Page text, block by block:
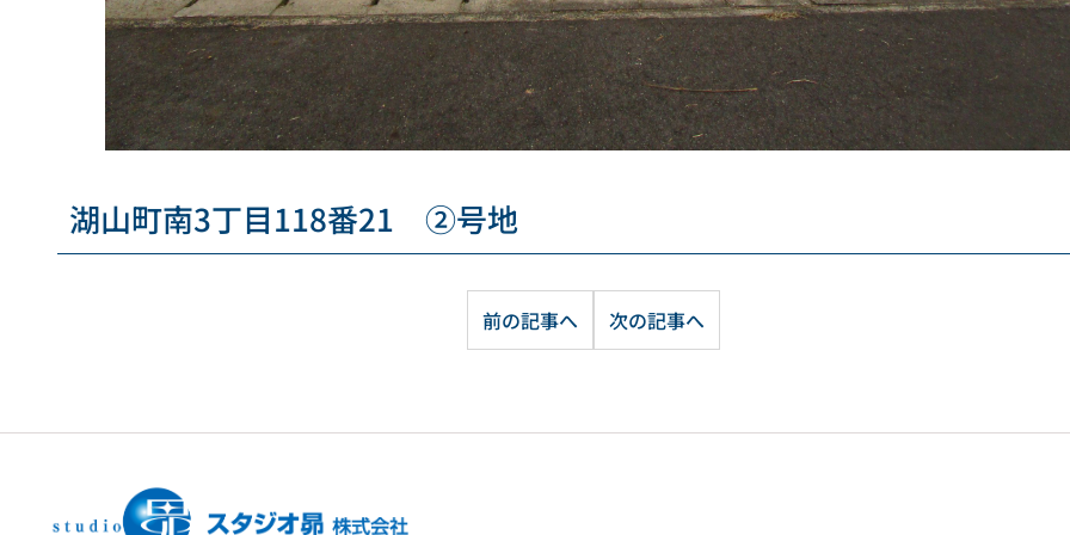
湖山町南3丁目118番21 ②号地
前の記事へ 次の記事へ